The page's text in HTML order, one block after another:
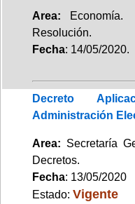
Area:
Resolución.
Fecha: 14/05/2020.
Decreto
Administración
Area: Secretaría
Decretos.
Fecha: 13/05/2020
Estado: Vigente